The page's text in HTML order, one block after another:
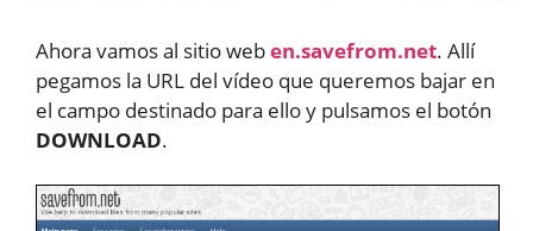
Ahora vamos al sitio weben.savefrom.net. Allí
pegamos la URL del vídeo que queremos bajar en
el campo destinado para ello y pulsamos el botón
DOWNLOAD.